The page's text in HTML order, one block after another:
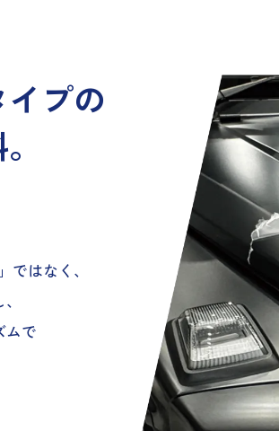
プの
はなく、
ムで